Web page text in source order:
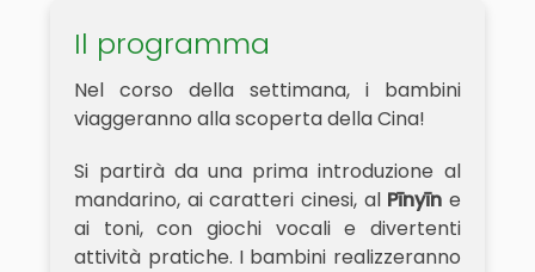
Il programma
Nel corso della settimana, i bambini
viaggeranno alla scoperta della Cina!
Si partirà da una prima introduzione al
mandarino, ai caratteri cinesi, al Pīnyīn e
ai toni, con giochi vocali e divertenti
attività pratiche. I bambini realizzeranno